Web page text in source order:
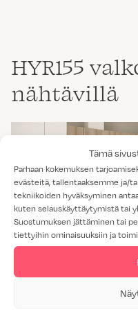
Tämä
Parhaan kokemuksen
evästeitä, tallentaaksemme ja/
tekniikoiden hyväksyminen
kuten selauskäyttäytymistä tai
Suostumuksen jättäminen tai
tiettyihin ominaisuuksiin ja
HYR155
nähtävillä
AITTA RANTAPYÖKKI JA